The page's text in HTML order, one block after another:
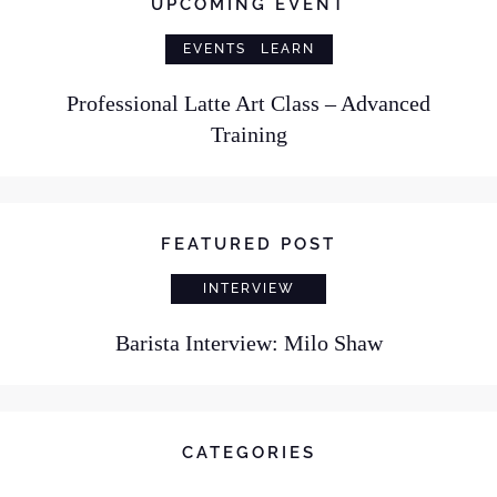
UPCOMING EVENT
EVENTS LEARN
Professional Latte Art Class – Advanced
Training
FEATURED POST
INTERVIEW
Barista Interview: Milo Shaw
CATEGORIES